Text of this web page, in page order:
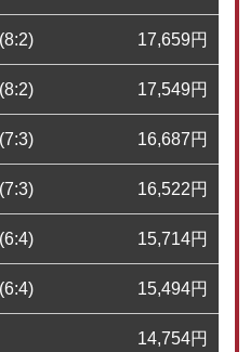
17,659円
17,549円
16,687円
16,522円
15,714円
15,494円
14,754円